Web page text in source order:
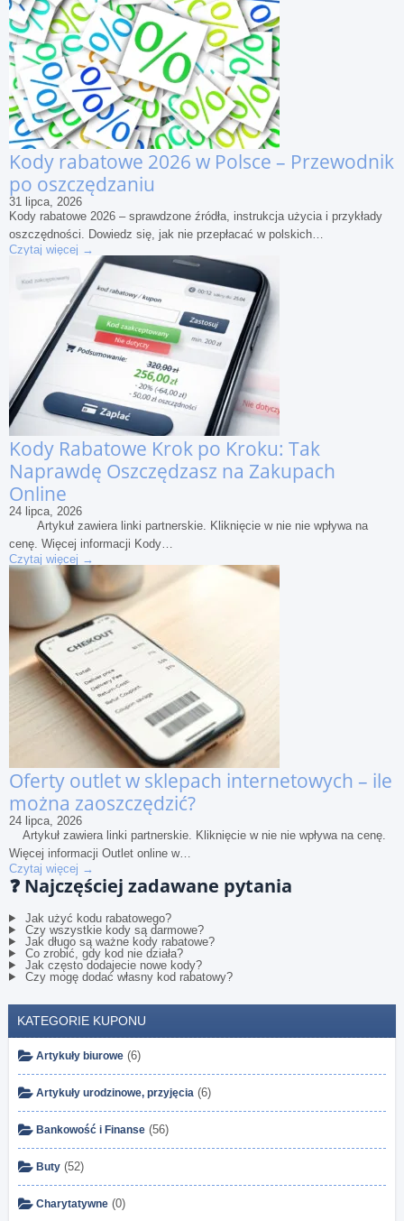
Kody rabatowe 2026 w Polsce – Przewodnik
po oszczędzaniu
31 lipca, 2026
Kody rabatowe 2026 – sprawdzone źródła, instrukcja użycia i przykłady
oszczędności. Dowiedz się, jak nie przepłacać w polskich…
Czytaj więcej →
Kody Rabatowe Krok po Kroku: Tak
Naprawdę Oszczędzasz na Zakupach
Online
24 lipca, 2026
Artykuł zawiera linki partnerskie. Kliknięcie w nie nie wpływa na
cenę. Więcej informacji Kody…
Czytaj więcej →
Oferty outlet w sklepach internetowych – ile
można zaoszczędzić?
24 lipca, 2026
Artykuł zawiera linki partnerskie. Kliknięcie w nie nie wpływa na cenę.
Więcej informacji Outlet online w…
Czytaj więcej →
❓ Najczęściej zadawane pytania
Jak użyć kodu rabatowego?
Czy wszystkie kody są darmowe?
Jak długo są ważne kody rabatowe?
Co zrobić, gdy kod nie działa?
Jak często dodajecie nowe kody?
Czy mogę dodać własny kod rabatowy?
KATEGORIE KUPONU
Artykuły biurowe (6)
Artykuły urodzinowe, przyjęcia (6)
Bankowość i Finanse (56)
Buty (52)
Charytatywne (0)